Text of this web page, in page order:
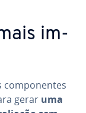
im­
com­po­nen­tes
gerar uma